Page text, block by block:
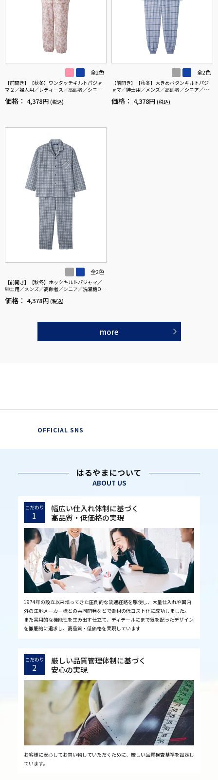
全2色
【前開き】【秋冬】ワンタッチキルトパジャ
マ２／婦人用／レディース／高齢者／シニア
／寝巻／ギフト／プレゼント 【CF】
価格： 4,378円 (税込)
全2色
【前開き】【秋冬】大きめボタンキルトパジ
ャマ／紳士用／メンズ／高齢者／シニア／寝
巻／ラグラン袖／ギフト／プレゼント 【C
F】
価格： 4,378円 (税込)
全2色
【前開き】【秋冬】ホックキルトパジャマ／
紳士用／メンズ／高齢者／シニア／洗濯機OK
／ホックボタン／ギフト／プレゼント 【C
F】
価格： 4,378円 (税込)
more
OFFICIAL SNS
はるやまについて
ABOUT US
こだわり
1
幅広い仕入れ体制に基づく
高品質・低価格の実現
1974年の設立以来培ってきた圧倒的な流通経路を駆使し、大量仕入れや国内
外の生地メーカー様との共同開発などで素材の低コスト化に成功しました。
また実用的な機能性を生み出す仕立て、ディテールにまで気を配ったデザイン
を徹底的に追求し、高品質・低価格を実現しています
こだわり
2
厳しい品質管理体制に基づく
安心の実現
お客様に安心してお買い物していただくために、厳しい品質検査基準を設定し
ています。